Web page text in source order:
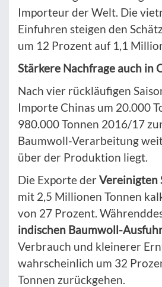
Importeur der Welt. Die
Einfuhren steigen den
um 12 Prozent auf 1,1
Stärkere Nachfrage auch in
Nach vier rückläufigen
Importe Chinas um 20.000
980.000 Tonnen 2016/17
Baumwoll-Verarbeitung
über der Produktion liegt.
Die Exporte derVereinigten
mit 2,5 Millionen Tonnen
von 27 Prozent.
indischen Baumwoll-
Verbrauch und kleinerer
wahrscheinlich um 32
Tonnen zurückgehen.